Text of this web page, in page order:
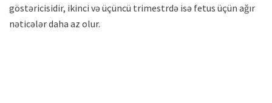
göstəricisidir, ikinci və üçüncü trimestrdə isə fetus üçün ağır
nəticələr daha az olur.